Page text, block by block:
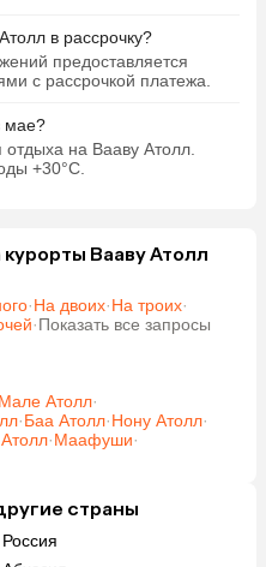
в рассрочку?
предоставляется
с рассрочкой платежа.
мае?
на Вааву Атолл.
+30°C.
Вааву Атолл
·На двоих·На троих·
·Показать все запросы
Атолл·
·Баа Атолл·Нону Атолл·
·Маафуши·
страны
Россия